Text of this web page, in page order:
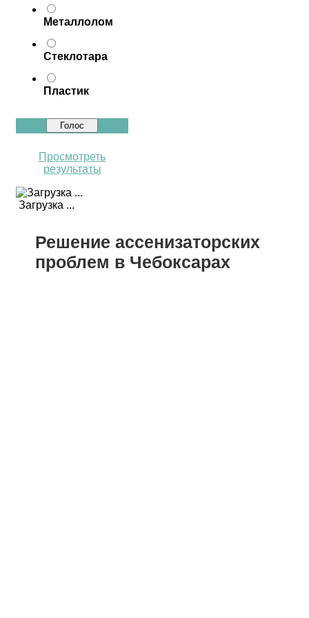
Металлолом
Стеклотара
Пластик
Просмотреть
результаты
Загрузка ...
Решение ассенизаторских
проблем в Чебоксарах